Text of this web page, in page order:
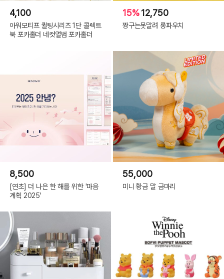
4,100
아워모티프 퀼팅시리즈 1단 콜렉트
북 포카홀더 네컷앨범 포카홀더
15%12,750
짱구는못말려 롱파우치
8,500
[연초] 더 나은 한 해를 위한 '마음
계획 2025'
55,000
미니 황금 말 금마리